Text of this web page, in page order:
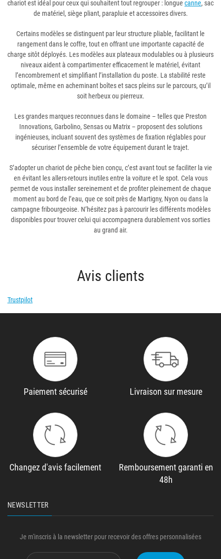
chariot est idéal pour ceux qui souhaitent tout regrouper : longue canne, sac
de matériel, siège pliant, parapluie et accessoires divers.
Certains modèles se distinguent par leur structure pliable, facilitant le
rangement dans le coffre, tout en offrant une importante capacité de
charge sitôt déployés. Les modèles aux plateaux modulables ou à plusieurs
niveaux aident à compartimenter efficacement le matériel, évitant
l’encombrement et simplifiant l’installation du poste. La stabilité reste
optimale, même en acheminant boîtes et sacs pleins sur le parcours, qu’il
soit herbeux ou pierreux.
Les grandes marques reconnues dans le domaine – telles que Preston
Innovations, Garbolino, Sensas ou Matrix – proposent des solutions
ingénieuses, incluant souvent des systèmes de fixation réglables pour
sécuriser l’ensemble de votre équipement durant le trajet.
S’adopter un chariot de pêche bien conçu, c’est avant tout se faciliter la vie
en évitant les allers-retours inutiles entre la voiture et le spot. Cela vous
permet de vous installer sereinement et de profiter pleinement de chaque
moment au bord de l’eau, que ce soit près de Martigny, Nyon ou dans la
campagne fribourgeoise. N’hésitez pas à parcourir les différents modèles
disponibles pour trouver celui qui accompagnera durablement vos sorties
au grand air.
Avis clients
Trustpilot
Paiement sécurisé Livraison sur mesure
Changez d'avis facilement
Remboursement garanti en
48h
NEWSLETTER
Je m'inscris à la newsletter pour recevoir des offres personnalisées